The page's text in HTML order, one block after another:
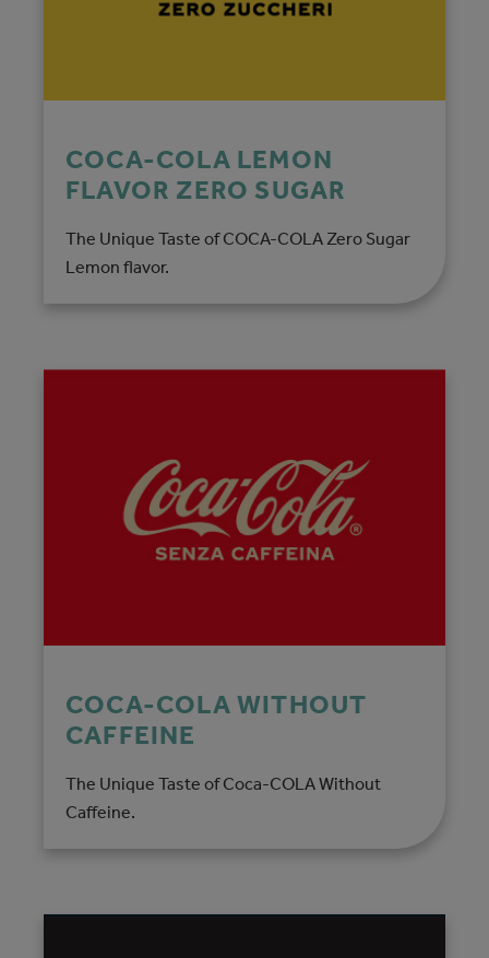
COCA-COLA LEMON
FLAVOR ZERO SUGAR
The Unique Taste of COCA-COLA Zero Sugar
Lemon flavor.
COCA-COLA WITHOUT
CAFFEINE
The Unique Taste of Coca-COLA Without
Caffeine.